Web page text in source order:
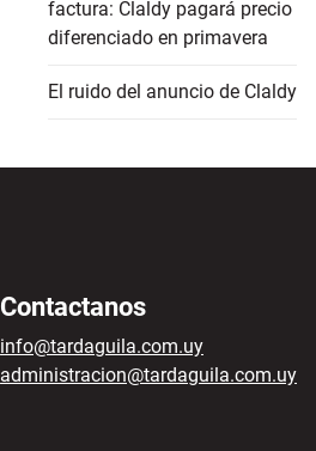
factura: Claldy pagará precio
diferenciado en primavera
El ruido del anuncio de Claldy
Contactanos
info@tardaguila.com.uy
administracion@tardaguila.com.uy